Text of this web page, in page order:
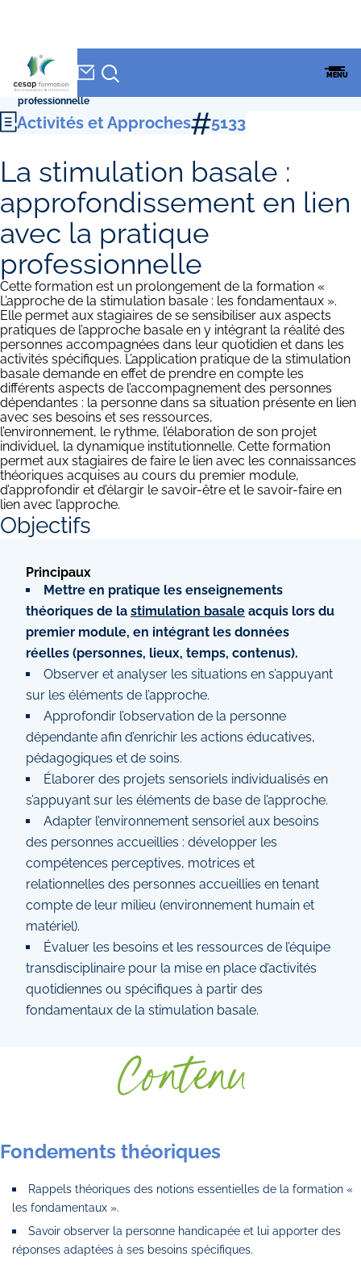
FORMATION
MENU
Accueil»
stimulation basale : approfondissement en lien avec la pratique
professionnelle
Activités et Approches 5133
La stimulation basale :
approfondissement en lien
avec la pratique
professionnelle
Cette formation est un prolongement de la formation «
L’approche de la stimulation basale : les fondamentaux ».
Elle permet aux stagiaires de se sensibiliser aux aspects
pratiques de l’approche basale en y intégrant la réalité des
personnes accompagnées dans leur quotidien et dans les
activités spécifiques. L’application pratique de la stimulation
basale demande en effet de prendre en compte les
différents aspects de l’accompagnement des personnes
dépendantes : la personne dans sa situation présente en lien
avec ses besoins et ses ressources,
l’environnement, le rythme, l’élaboration de son projet
individuel, la dynamique institutionnelle. Cette formation
permet aux stagiaires de faire le lien avec les connaissances
théoriques acquises au cours du premier module,
d’approfondir et d’élargir le savoir-être et le savoir-faire en
lien avec l’approche.
Objectifs
Principaux
Mettre en pratique les enseignements
théoriques de la stimulation basale acquis lors du
premier module, en intégrant les données
réelles (personnes, lieux, temps, contenus).
Observer et analyser les situations en s’appuyant
sur les éléments de l’approche.
Approfondir l’observation de la personne
dépendante afin d’enrichir les actions éducatives,
pédagogiques et de soins.
Élaborer des projets sensoriels individualisés en
s’appuyant sur les éléments de base de l’approche.
Adapter l’environnement sensoriel aux besoins
des personnes accueillies : développer les
compétences perceptives, motrices et
relationnelles des personnes accueillies en tenant
compte de leur milieu (environnement humain et
matériel).
Évaluer les besoins et les ressources de l’équipe
transdisciplinaire pour la mise en place d’activités
quotidiennes ou spécifiques à partir des
fondamentaux de la stimulation basale.
Contenu
Fondements théoriques
Rappels théoriques des notions essentielles de la formation «
les fondamentaux ».
Savoir observer la personne handicapée et lui apporter des
réponses adaptées à ses besoins spécifiques.